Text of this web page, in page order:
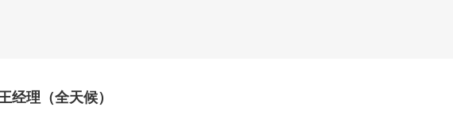
经理（全天候）